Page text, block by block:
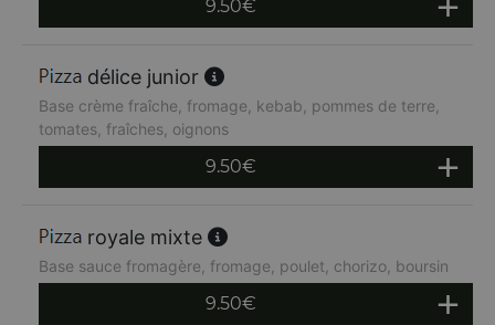
9.50€
délice junior
Base crème fraîche, fromage, kebab, pommes de terre,
tomates, fraîches, oignons
9.50€
royale mixte
Base sauce fromagère, fromage, poulet, chorizo, boursin
9.50€